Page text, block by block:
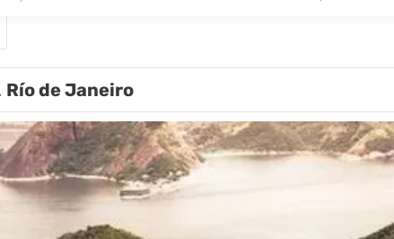
Río de Janeiro